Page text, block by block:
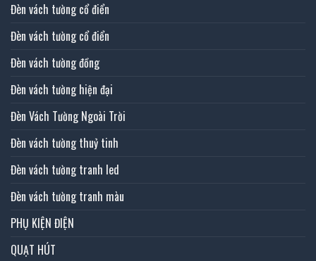
Đèn vách tường cổ điển
Đèn vách tường cổ điển
Đèn vách tường đồng
Đèn vách tường hiện đại
Đèn Vách Tường Ngoài Trời
Đèn vách tường thuỷ tinh
Đèn vách tường tranh led
Đèn vách tường tranh màu
PHỤ KIỆN ĐIỆN
QUẠT HÚT